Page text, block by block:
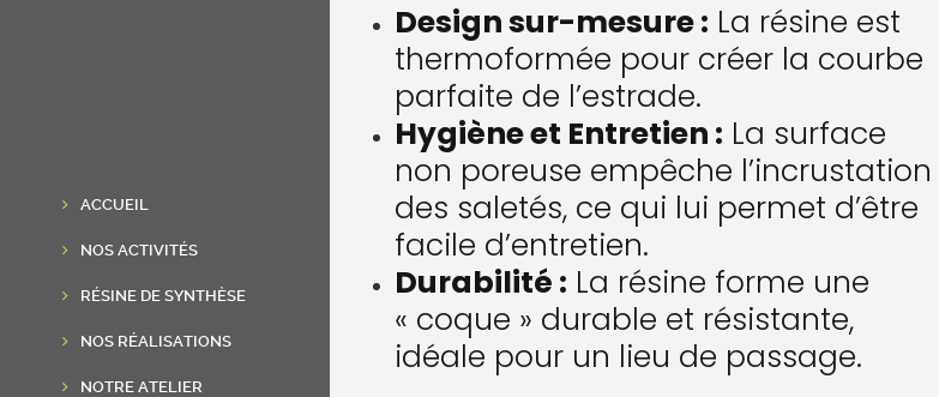
ACCUEIL
NOS ACTIVITÉS
RÉSINE DE SYNTHÈSE
NOS RÉALISATIONS
NOTRE ATELIER
Design sur-mesure : La résine est
thermoformée pour créer la courbe
parfaite de l’estrade.
Hygiène et Entretien : La surface
non poreuse empêche l’incrustation
des saletés, ce qui lui permet d’être
facile d’entretien.
Durabilité : La résine forme une
« coque » durable et résistante,
idéale pour un lieu de passage.